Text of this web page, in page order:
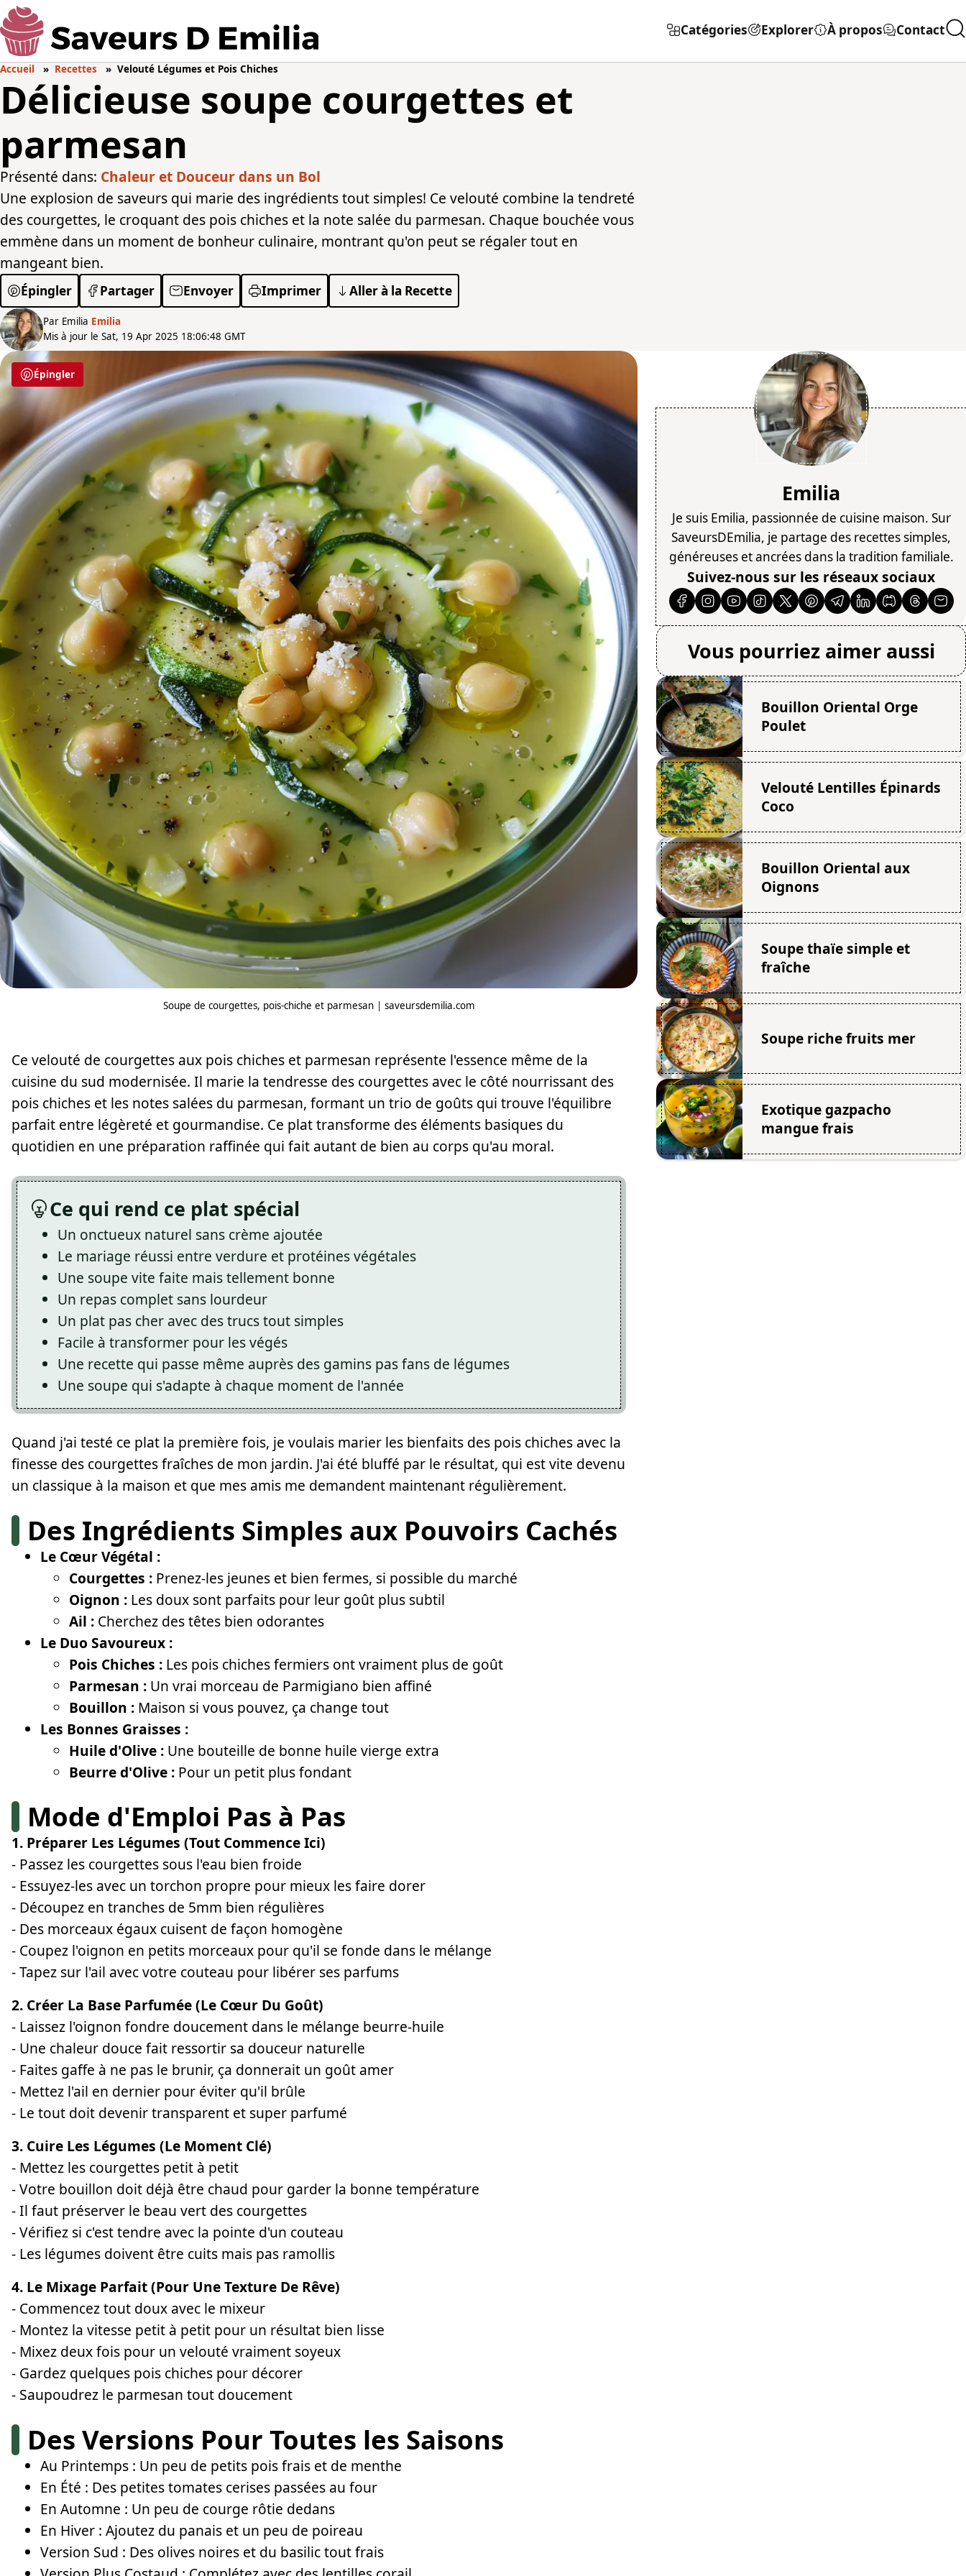
Catégories Explorer À propos Contact
Accueil Recettes Velouté Légumes et Pois Chiches
Délicieuse soupe courgettes et
parmesan
Présenté dans: Chaleur et Douceur dans un Bol
Une explosion de saveurs qui marie des ingrédients tout simples! Ce velouté combine la tendreté
des courgettes, le croquant des pois chiches et la note salée du parmesan. Chaque bouchée vous
emmène dans un moment de bonheur culinaire, montrant qu'on peut se régaler tout en
mangeant bien.
Épingler Partager Envoyer Imprimer Aller à la Recette
Par Emilia Emilia
Mis à jour le Sat, 19 Apr 2025 18:06:48 GMT
Épingler
Soupe de courgettes, pois-chiche et parmesan | saveursdemilia.com
Ce velouté de courgettes aux pois chiches et parmesan représente l'essence même de la
cuisine du sud modernisée. Il marie la tendresse des courgettes avec le côté nourrissant des
pois chiches et les notes salées du parmesan, formant un trio de goûts qui trouve l'équilibre
parfait entre légèreté et gourmandise. Ce plat transforme des éléments basiques du
quotidien en une préparation raffinée qui fait autant de bien au corps qu'au moral.
Ce qui rend ce plat spécial
Un onctueux naturel sans crème ajoutée
Le mariage réussi entre verdure et protéines végétales
Une soupe vite faite mais tellement bonne
Un repas complet sans lourdeur
Un plat pas cher avec des trucs tout simples
Facile à transformer pour les végés
Une recette qui passe même auprès des gamins pas fans de légumes
Une soupe qui s'adapte à chaque moment de l'année
Quand j'ai testé ce plat la première fois, je voulais marier les bienfaits des pois chiches avec la
finesse des courgettes fraîches de mon jardin. J'ai été bluffé par le résultat, qui est vite devenu
un classique à la maison et que mes amis me demandent maintenant régulièrement.
Des Ingrédients Simples aux Pouvoirs Cachés
Le Cœur Végétal :
Courgettes : Prenez-les jeunes et bien fermes, si possible du marché
Oignon : Les doux sont parfaits pour leur goût plus subtil
Ail : Cherchez des têtes bien odorantes
Le Duo Savoureux :
Pois Chiches : Les pois chiches fermiers ont vraiment plus de goût
Parmesan : Un vrai morceau de Parmigiano bien affiné
Bouillon : Maison si vous pouvez, ça change tout
Les Bonnes Graisses :
Huile d'Olive : Une bouteille de bonne huile vierge extra
Beurre d'Olive : Pour un petit plus fondant
Mode d'Emploi Pas à Pas
1. Préparer Les Légumes (Tout Commence Ici)
- Passez les courgettes sous l'eau bien froide
- Essuyez-les avec un torchon propre pour mieux les faire dorer
- Découpez en tranches de 5mm bien régulières
- Des morceaux égaux cuisent de façon homogène
- Coupez l'oignon en petits morceaux pour qu'il se fonde dans le mélange
- Tapez sur l'ail avec votre couteau pour libérer ses parfums
2. Créer La Base Parfumée (Le Cœur Du Goût)
- Laissez l'oignon fondre doucement dans le mélange beurre-huile
- Une chaleur douce fait ressortir sa douceur naturelle
- Faites gaffe à ne pas le brunir, ça donnerait un goût amer
- Mettez l'ail en dernier pour éviter qu'il brûle
- Le tout doit devenir transparent et super parfumé
3. Cuire Les Légumes (Le Moment Clé)
- Mettez les courgettes petit à petit
- Votre bouillon doit déjà être chaud pour garder la bonne température
- Il faut préserver le beau vert des courgettes
- Vérifiez si c'est tendre avec la pointe d'un couteau
- Les légumes doivent être cuits mais pas ramollis
4. Le Mixage Parfait (Pour Une Texture De Rêve)
- Commencez tout doux avec le mixeur
- Montez la vitesse petit à petit pour un résultat bien lisse
- Mixez deux fois pour un velouté vraiment soyeux
- Gardez quelques pois chiches pour décorer
- Saupoudrez le parmesan tout doucement
Des Versions Pour Toutes les Saisons
Au Printemps : Un peu de petits pois frais et de menthe
En Été : Des petites tomates cerises passées au four
En Automne : Un peu de courge rôtie dedans
En Hiver : Ajoutez du panais et un peu de poireau
Version Sud : Des olives noires et du basilic tout frais
Emilia
Je suis Emilia, passionnée de cuisine maison. Sur
SaveursDEmilia, je partage des recettes simples,
généreuses et ancrées dans la tradition familiale.
Suivez-nous sur les réseaux sociaux
Vous pourriez aimer aussi
Bouillon Oriental Orge
Poulet
Velouté Lentilles Épinards
Coco
Bouillon Oriental aux
Oignons
Soupe thaïe simple et
fraîche
Soupe riche fruits mer
Exotique gazpacho
mangue frais